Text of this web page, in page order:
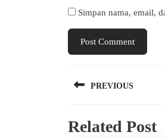
Simpan nama, email,
Navigasi
PREVIOUS
post:
Related Post